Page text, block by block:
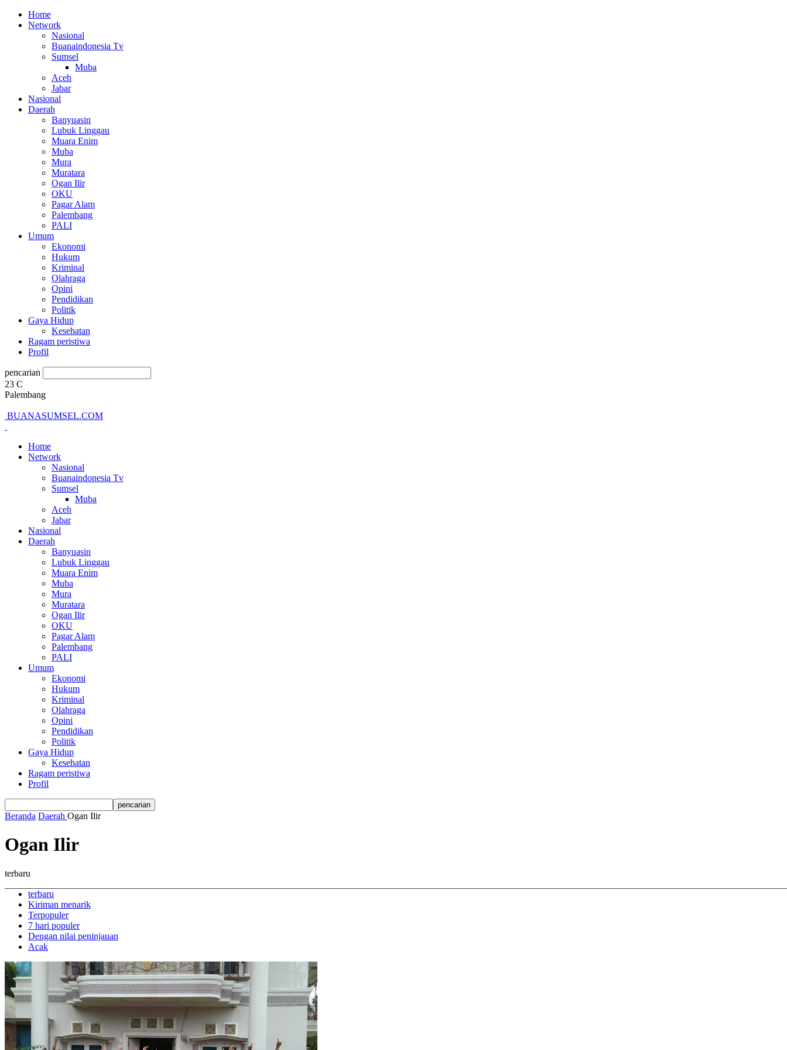
Home
Network
Nasional
Buanaindonesia Tv
Sumsel
Muba
Aceh
Jabar
Nasional
Daerah
Banyuasin
Lubuk Linggau
Muara Enim
Muba
Mura
Muratara
Ogan Ilir
OKU
Pagar Alam
Palembang
PALI
Umum
Ekonomi
Hukum
Kriminal
Olahraga
Opini
Pendidikan
Politik
Gaya Hidup
Kesehatan
Ragam peristiwa
Profil
pencarian
23 C
Palembang
BUANASUMSEL.COM
Home
Network
Nasional
Buanaindonesia Tv
Sumsel
Muba
Aceh
Jabar
Nasional
Daerah
Banyuasin
Lubuk Linggau
Muara Enim
Muba
Mura
Muratara
Ogan Ilir
OKU
Pagar Alam
Palembang
PALI
Umum
Ekonomi
Hukum
Kriminal
Olahraga
Opini
Pendidikan
Politik
Gaya Hidup
Kesehatan
Ragam peristiwa
Profil
Beranda Daerah Ogan Ilir
Ogan Ilir
terbaru
terbaru
Kiriman menarik
Terpopuler
7 hari populer
Dengan nilai peninjauan
Acak